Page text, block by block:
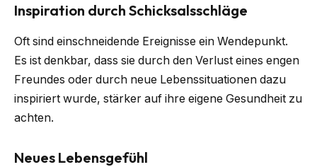
Inspiration durch Schicksalsschläge
Oft sind einschneidende Ereignisse ein Wendepunkt.
Es ist denkbar, dass sie durch den Verlust eines engen
Freundes oder durch neue Lebenssituationen dazu
inspiriert wurde, stärker auf ihre eigene Gesundheit zu
achten.
Neues Lebensgefühl